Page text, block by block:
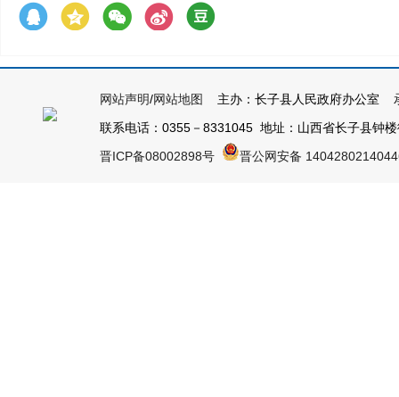
网站声明/网站地图
主办：长子县人民政府办公室
联系电话：0355－8331045 地址：山西省长子县钟
晋ICP备08002898号
晋公网安备